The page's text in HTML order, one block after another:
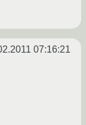
07:16:21